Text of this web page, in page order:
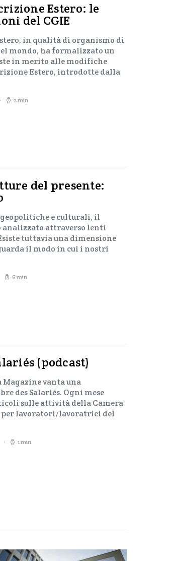
Estero: le
del CGIE
in qualità di organismo di
mondo, ha formalizzato un
in merito alle modifiche
Estero, introdotte dalla
2 min
del presente:
e culturali, il
analizzato attraverso lenti
tuttavia una dimensione
il modo in cui i nostri
6 min
(podcast)
Magazine vanta una
des Salariés. Ogni mese
sulle attività della Camera
lavoratori/lavoratrici del
1 min